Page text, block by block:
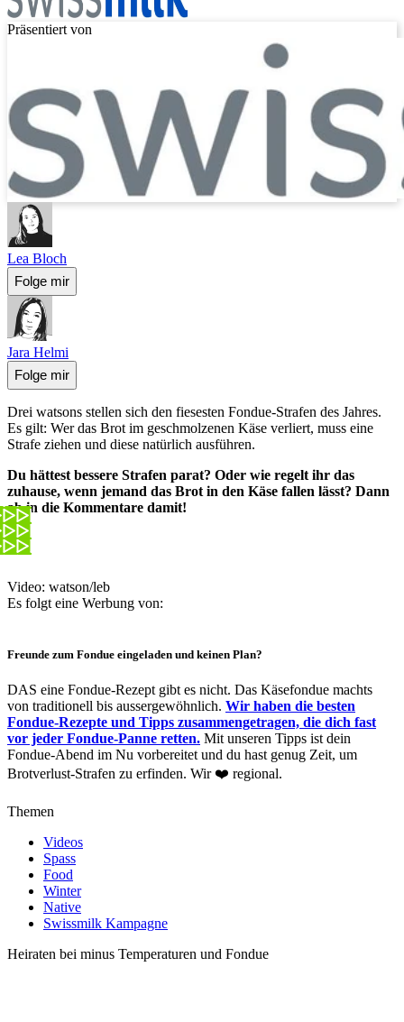
Präsentiert von
Lea Bloch
Folge mir
Jara Helmi
Folge mir
Drei watsons stellen sich den fiesesten Fondue-Strafen des Jahres.
Es gilt: Wer das Brot im geschmolzenen Käse verliert, muss eine
Strafe ziehen und diese natürlich ausführen.
Du hättest bessere Strafen parat? Oder wie regelt ihr das
zuhause, wenn jemand das Brot in den Käse fallen lässt? Dann
ab in die Kommentare damit!
Video: watson/leb
Es folgt eine Werbung von:
Freunde zum Fondue eingeladen und keinen Plan?
DAS eine Fondue-Rezept gibt es nicht. Das Käsefondue machts
von traditionell bis aussergewöhnlich. Wir haben die besten
Fondue-Rezepte und Tipps zusammengetragen, die dich fast
vor jeder Fondue-Panne retten. Mit unseren Tipps ist dein
Fondue-Abend im Nu vorbereitet und du hast genug Zeit, um
Brotverlust-Strafen zu erfinden. Wir ❤️ regional.
Themen
Videos
Spass
Food
Winter
Native
Swissmilk Kampagne
Heiraten bei minus Temperaturen und Fondue